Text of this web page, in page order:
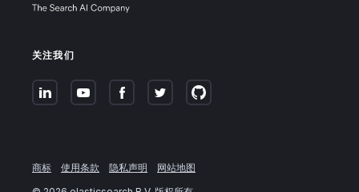
关注我们
商标 使用条款 隐私声明
网站地图